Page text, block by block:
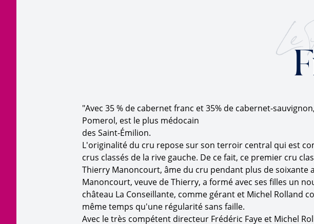
Le
"Avec 35 % de cabernet franc et 35% de cabernet-
Pomerol, est le plus médocain
des Saint-Émilion.
L'originalité du cru repose sur son terroir central qui est
crus classés de la rive gauche. De ce fait, ce premier cru
Thierry Manoncourt, âme du cru pendant plus de soixante
Manoncourt, veuve de Thierry, a formé avec ses filles un
château La Conseillante, comme gérant et Michel Rolland
même temps qu'une régularité sans faille.
Avec le très compétent directeur Frédéric Faye et Michel